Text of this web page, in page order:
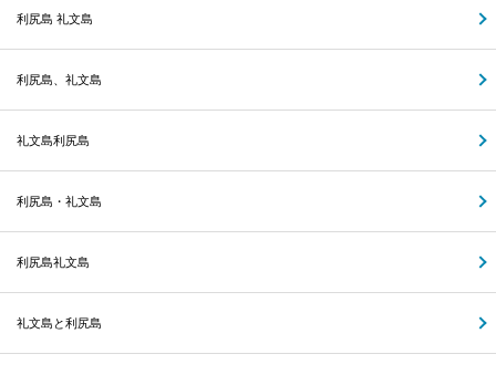
利尻島 礼文島
利尻島、礼文島
礼文島利尻島
利尻島・礼文島
利尻島礼文島
礼文島と利尻島